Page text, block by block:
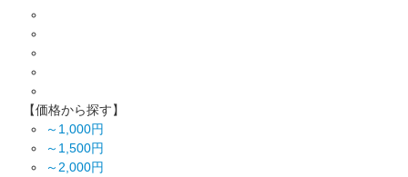
【価格から探す】
～1,000円
～1,500円
～2,000円